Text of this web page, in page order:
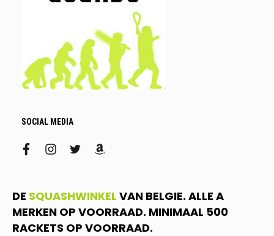
SOCIAL MEDIA
facebookinstagram
twitteramazon
DE SQUASHWINKEL VAN BELGIE. ALLE A
MERKEN OP VOORRAAD. MINIMAAL 500
RACKETS OP VOORRAAD.